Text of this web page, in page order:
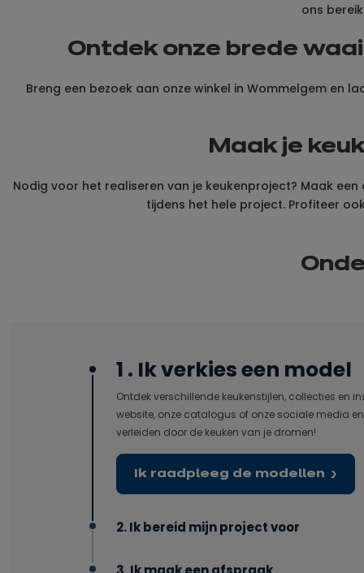
ons
Ontdek onze brede
Breng een bezoek aan onze winkel in Wommelgem en
Maak je
Nodig voor het realiseren van je keukenproject? Maak
tijdens het hele project. Profiteer
1 . Ik verkies een model
Ontdek verschillende keukenstijlen, collecties en
website, onze catalogus of onze sociale media
verleiden door de keuken van je dromen!
Ik raadpleeg de modellen
2. Ik bereid mijn project voor